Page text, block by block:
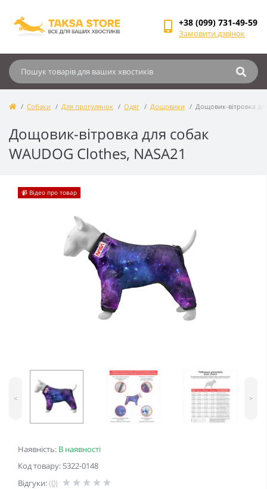
+38 (099) 731-49-59
Замовити дзвінок
Собаки Для прогулянок Одяг Дощовики Дощовик-вітровка
Дощовик-вітровка для собак
WAUDOG Clothes, NASA21
Наявність: В наявності
Код товару: 5322-0148
Відгуки:(0)
📹 Відео про товар
< >